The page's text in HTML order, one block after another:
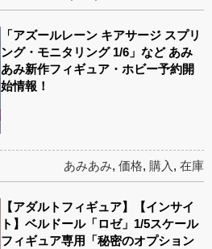
「アズールレーン キアサージ スプリ
ング・モニタリング 1/6」など あみ
あみ新作フィギュア・ホビー予約開
始情報！
あみあみ, 価格, 購入 , 在庫
【アダルトフィギュア】【インサイ
ト】ベルドール「ロゼ」1/5スケール
フィギュア専用「秘密のオプション